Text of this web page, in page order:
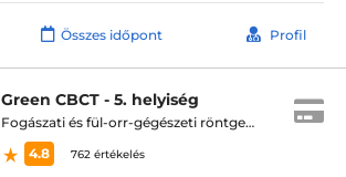
Összes időpont Profil
Green CBCT - 5. helyiség
Fogászati és fül-orr-gégészeti röntgen, cbct készítése
4.8
762 értékelés